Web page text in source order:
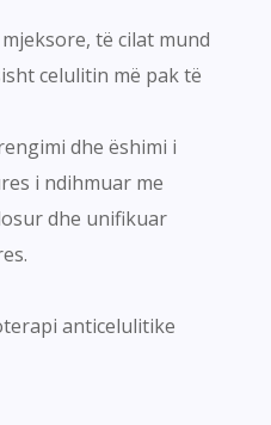
të cilat mund
celulitin më pak të
dhe ëshimi i
i ndihmuar me
dhe unifikuar
anticelulitike